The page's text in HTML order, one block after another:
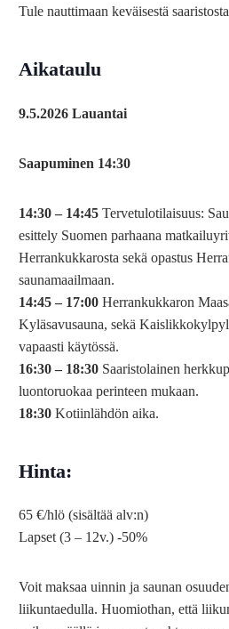
Tule nauttimaan keväisestä
Aikataulu
9.5.2026 Lauantai
Saapuminen 14:30
14:30 – 14:45 Tervetulotilaisuus:
esittely Suomen parhaana
Herrankukkarosta sekä opastus
saunamaailmaan.
14:45 – 17:00 Herrankukkaron
Kyläsavusauna, sekä
vapaasti käytössä.
16:30 – 18:30 Saaristolainen
luontoruokaa perinteen mukaan.
18:30 Kotiinlähdön aika.
Hinta:
65 €/hlö (sisältää alv:n)
Lapset (3 – 12v.) -50%
Voit maksaa uinnin ja saunan
liikuntaedulla. Huomiothan, että